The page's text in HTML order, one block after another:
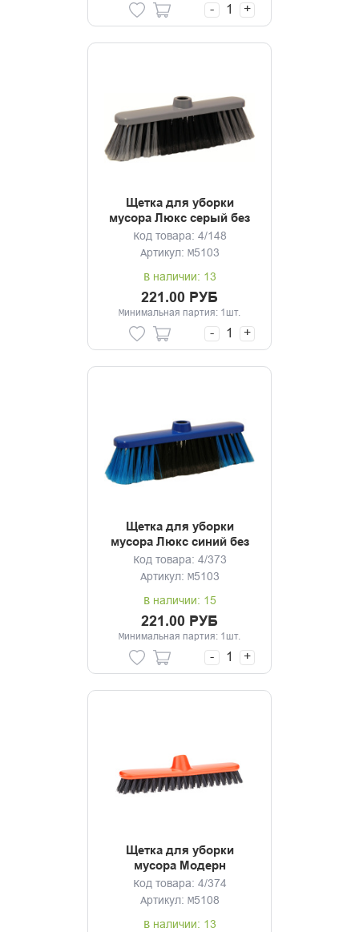
- +
Щетка для уборки
мусора Люкс серый без
черенка
Код товара: 4/148
Артикул: М5103
В наличии: 13
221.00 РУБ
Минимальная партия: 1шт.
- +
Щетка для уборки
мусора Люкс синий без
черенка
Код товара: 4/373
Артикул: М5103
В наличии: 15
221.00 РУБ
Минимальная партия: 1шт.
- +
Щетка для уборки
мусора Модерн
оранжевый без черенка
Код товара: 4/374
Артикул: М5108
В наличии: 13